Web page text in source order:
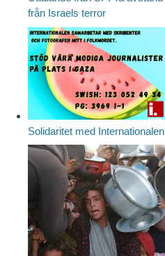
från Israels terror
Solidaritet med Internationalen